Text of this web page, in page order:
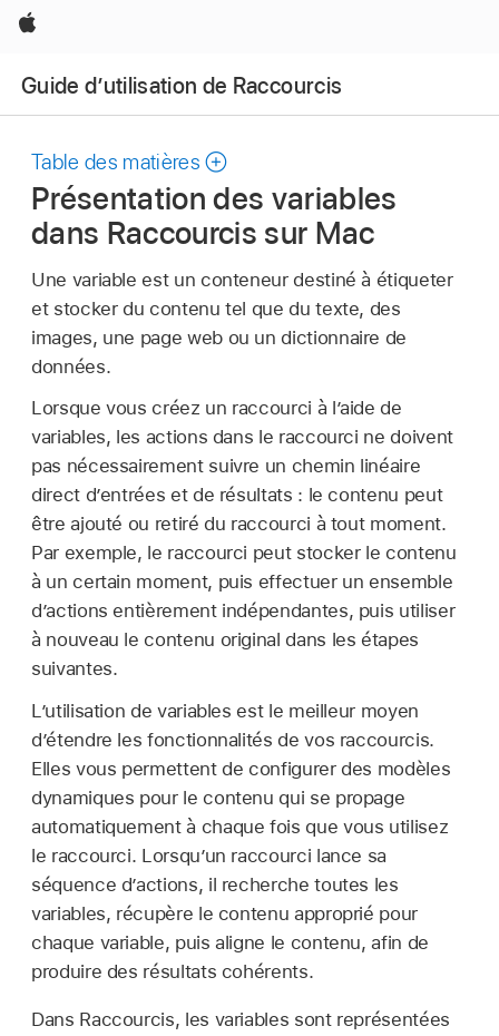
Apple
Guide d’utilisation de Raccourcis
Table des matières
Présentation des variables
dans Raccourcis sur Mac
Une variable est un conteneur destiné à étiqueter
et stocker du contenu tel que du texte, des
images, une page web ou un dictionnaire de
données.
Lorsque vous créez un raccourci à l’aide de
variables, les actions dans le raccourci ne doivent
pas nécessairement suivre un chemin linéaire
direct d’entrées et de résultats : le contenu peut
être ajouté ou retiré du raccourci à tout moment.
Par exemple, le raccourci peut stocker le contenu
à un certain moment, puis effectuer un ensemble
d’actions entièrement indépendantes, puis utiliser
à nouveau le contenu original dans les étapes
suivantes.
L’utilisation de variables est le meilleur moyen
d’étendre les fonctionnalités de vos raccourcis.
Elles vous permettent de configurer des modèles
dynamiques pour le contenu qui se propage
automatiquement à chaque fois que vous utilisez
le raccourci. Lorsqu’un raccourci lance sa
séquence d’actions, il recherche toutes les
variables, récupère le contenu approprié pour
chaque variable, puis aligne le contenu, afin de
produire des résultats cohérents.
Dans Raccourcis, les variables sont représentées